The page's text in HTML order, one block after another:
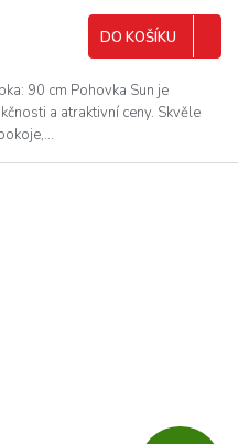
DO KOŠÍKU
90 cm Pohovka Sun je
a atraktivní ceny. Skvěle